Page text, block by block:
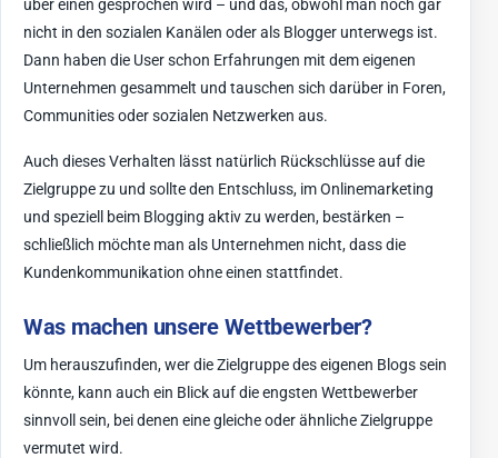
über einen gesprochen wird – und das, obwohl man noch gar
nicht in den sozialen Kanälen oder als Blogger unterwegs ist.
Dann haben die User schon Erfahrungen mit dem eigenen
Unternehmen gesammelt und tauschen sich darüber in Foren,
Communities oder sozialen Netzwerken aus.
Auch dieses Verhalten lässt natürlich Rückschlüsse auf die
Zielgruppe zu und sollte den Entschluss, im Onlinemarketing
und speziell beim Blogging aktiv zu werden, bestärken –
schließlich möchte man als Unternehmen nicht, dass die
Kundenkommunikation ohne einen stattfindet.
Was machen unsere Wettbewerber?
Um herauszufinden, wer die Zielgruppe des eigenen Blogs sein
könnte, kann auch ein Blick auf die engsten Wettbewerber
sinnvoll sein, bei denen eine gleiche oder ähnliche Zielgruppe
vermutet wird.